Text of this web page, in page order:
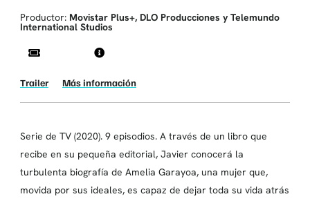
Productor: Movistar Plus+, DLO Producciones y Telemundo
International Studios
Trailer Más información
Serie de TV (2020). 9 episodios. A través de un libro que
recibe en su pequeña editorial, Javier conocerá la
turbulenta biografía de Amelia Garayoa, una mujer que,
movida por sus ideales, es capaz de dejar toda su vida atrás